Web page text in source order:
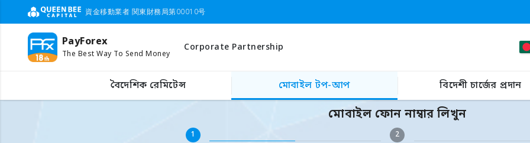
資金移動業者 関東財務局第00010号
PayForex
The Best Way To Send Money
Corporate Partnership
বৈদেশিক রেমিটেন্স মোবাইল টপ-আপ বিদেশী চার্জের প্রদান
বিদেশের মোবাইল টপ আপ মোবাইল ফোন নাম্বার লিখুন
মোবাইল ফোন নাম্বার লিখুন
1
2